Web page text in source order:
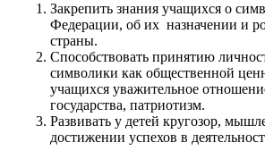
Закрепить знания учащихся о
Федерации, об их назначении и
страны.
Способствовать принятию
символики как общественной
учащихся уважительное
государства, патриотизм.
Развивать у детей кругозор,
достижении успехов в